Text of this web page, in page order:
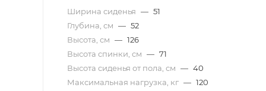
Ширина сиденья — 51
Глубина, см — 52
Высота, см — 126
Высота спинки, см — 71
Высота сиденья от пола, см — 40
Максимальная нагрузка, кг — 120